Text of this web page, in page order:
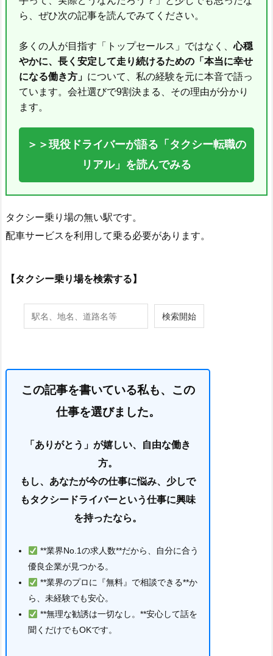
ら、ぜひ次の記事を読んでみてください。
多くの人が目指す「トップセールス」ではなく、心穏
やかに、長く安定して走り続けるための「本当に幸せ
になる働き方」 について、私の経験を元に本音で語っ
ています。会社選びで9割決まる、その理由が分かり
ます。
＞＞現役ドライバーが語る「タクシー転職の
リアル」を読んでみる
タクシー乗り場の無い駅です。
配車サービスを利用して乗る必要があります。
【タクシー乗り場を検索する】
この記事を書いている私も、この
仕事を選びました。
「ありがとう」が嬉しい、自由な働き
方。
もし、あなたが今の仕事に悩み、少しで
もタクシードライバーという仕事に興味
を持ったなら。
**業界No.1の求人数**だから、自分に合う
優良企業が見つかる。
**業界のプロに『無料』で相談できる**か
ら、未経験でも安心。
**無理な勧誘は一切なし。**安心して話を
聞くだけでもOKです。